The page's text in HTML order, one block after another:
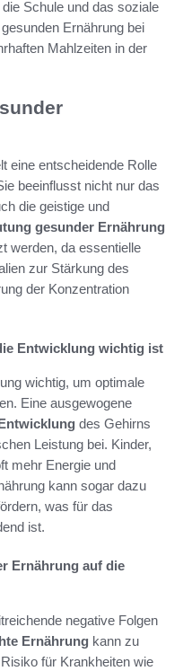
Schule und das soziale
Ernährung bei
Mahlzeiten in der
eine entscheidende Rolle
beeinflusst nicht nur das
die geistige und
gesunder Ernährung
werden, da essentielle
zur Stärkung des
der Konzentration
Entwicklung wichtig ist
wichtig, um optimale
Eine ausgewogene
des Gehirns
Leistung bei. Kinder,
mehr Energie und
kann sogar dazu
was für das
ist.
Ernährung auf die
negative Folgen
Ernährung kann zu
für Krankheiten wie